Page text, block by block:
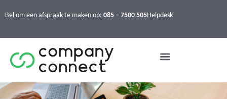
Bel om een afspraak te maken op: 085 – 7500 505Helpdesk